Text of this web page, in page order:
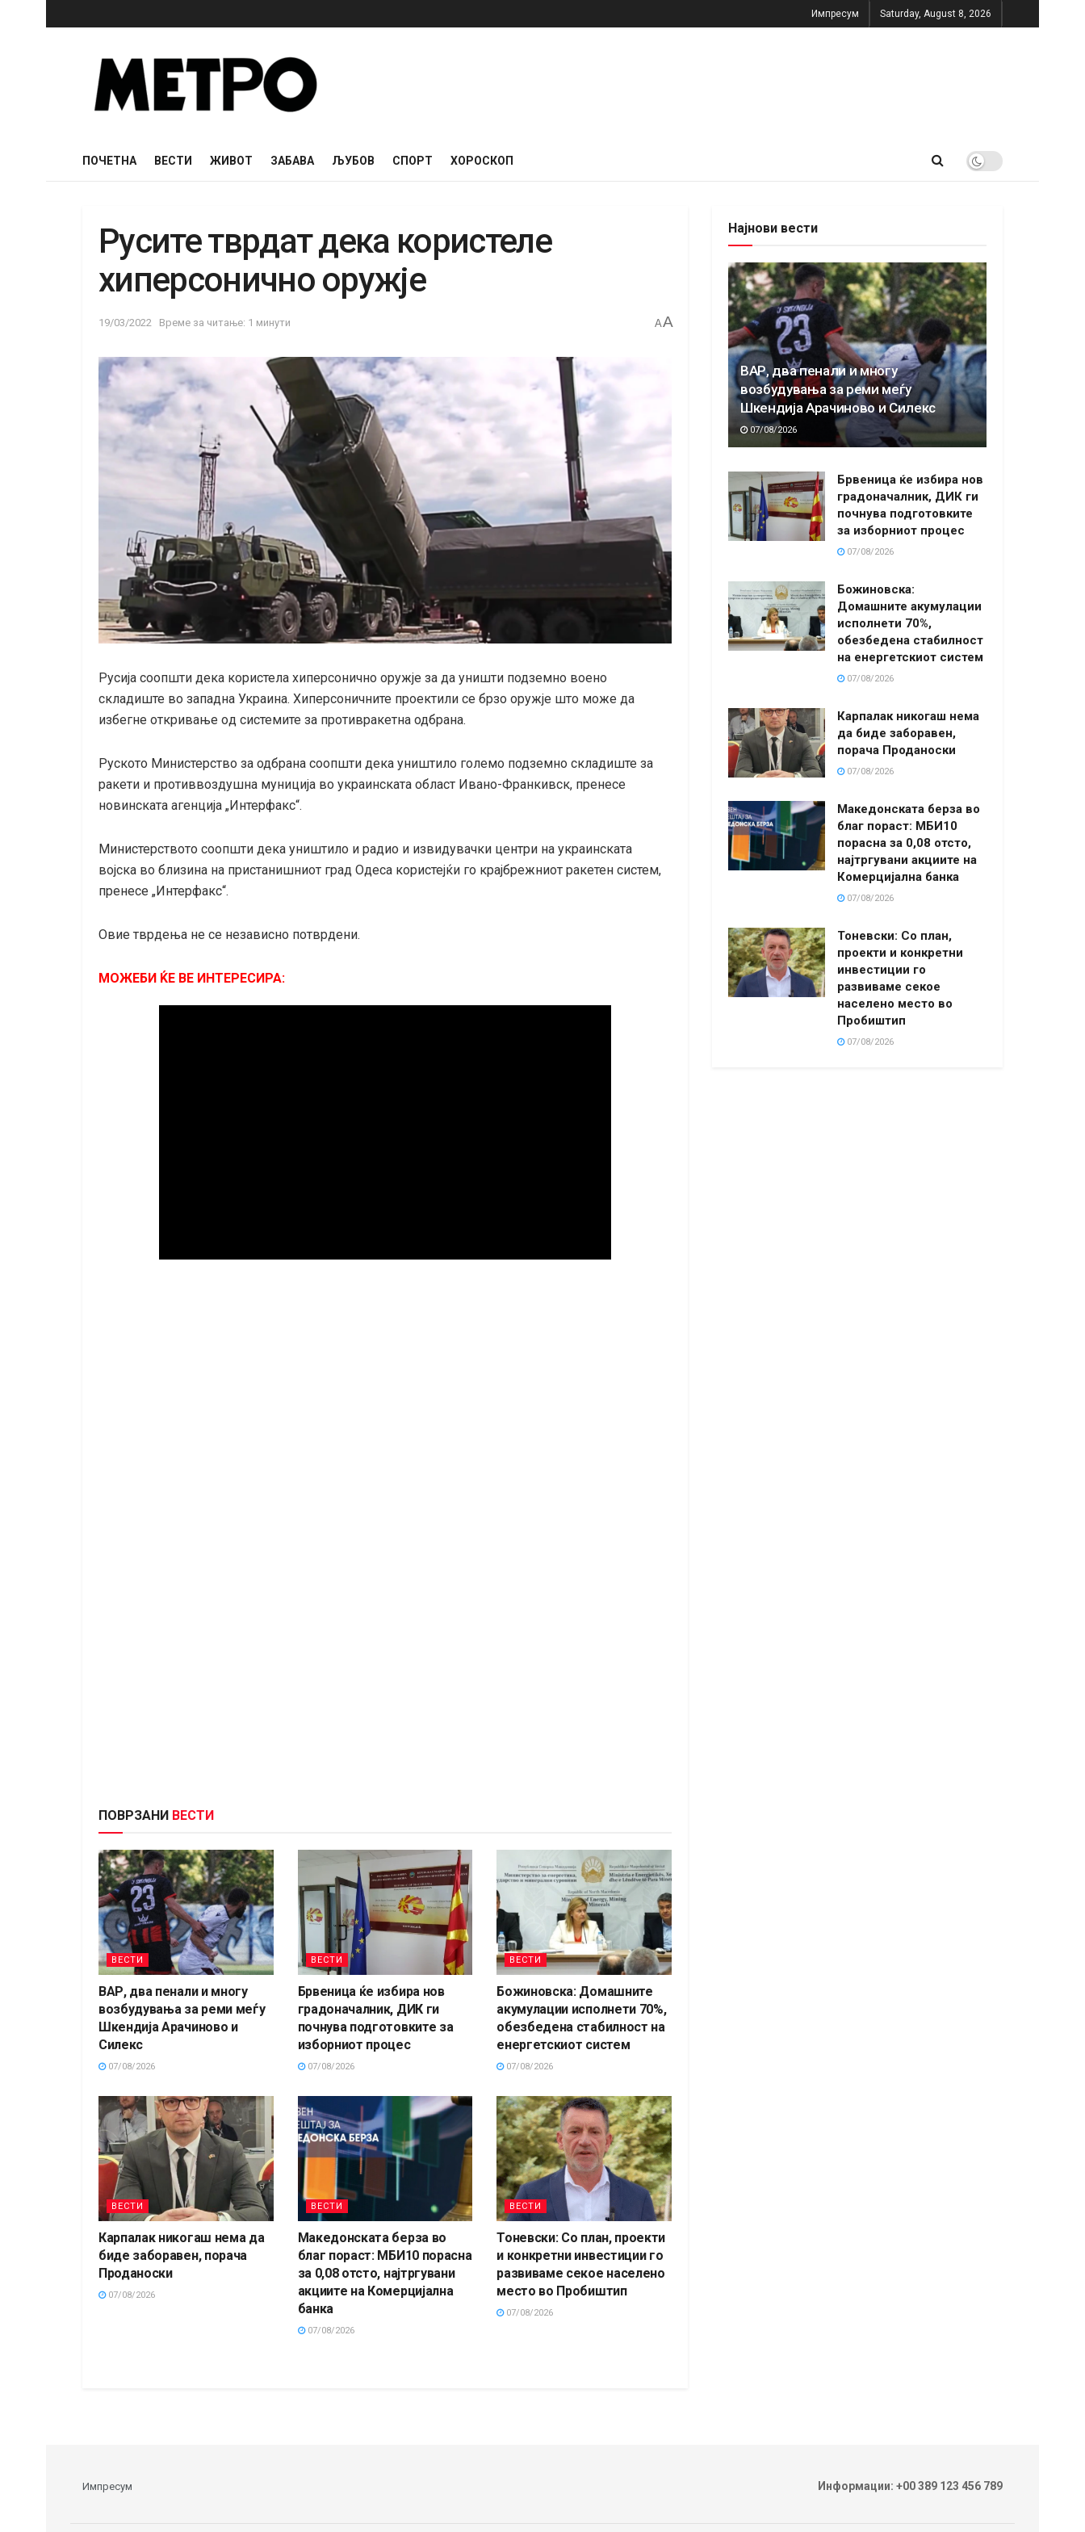
Импресум Saturday, August 8, 2026
ПОЧЕТНА ВЕСТИ ЖИВОТ ЗАБАВА ЉУБОВ СПОРТ ХОРОСКОП
Русите тврдат дека користеле
хиперсонично оружје
19/03/2022 Време за читање: 1 минути AA
Русија соопшти дека користела хиперсонично оружје за да уништи подземно воено
складиште во западна Украина. Хиперсоничните проектили се брзо оружје што може да
избегне откривање oд системите за противракетна одбрана.
Руското Министерство за одбрана соопшти дека уништило големо подземно складиште за
ракети и противвоздушна муниција во украинската област Ивано-Франкивск, пренесе
новинската агенција „Интерфакс“.
Министерството соопшти дека уништило и радио и извидувачки центри на украинската
војска во близина на пристанишниот град Одеса користејќи го крајбрежниот ракетен систем,
пренесе „Интерфакс“.
Овие тврдења не се независно потврдени.
МОЖЕБИ ЌЕ ВЕ ИНТЕРЕСИРА:
ПОВРЗАНИ ВЕСТИ
ВЕСТИ
ВАР, два пенали и многу
возбудувања за реми меѓу
Шкендија Арачиново и
Силекс
07/08/2026
ВЕСТИ
Брвеница ќе избира нов
градоначалник, ДИК ги
почнува подготовките за
изборниот процес
07/08/2026
ВЕСТИ
Божиновска: Домашните
акумулации исполнети 70%,
обезбедена стабилност на
енергетскиот систем
07/08/2026
ВЕСТИ
Карпалак никогаш нема да
биде заборавен, порача
Проданоски
07/08/2026
ВЕСТИ
Македонската берза во
благ пораст: МБИ10 порасна
за 0,08 отсто, најтргувани
акциите на Комерцијална
банка
07/08/2026
ВЕСТИ
Тоневски: Со план, проекти
и конкретни инвестиции го
развиваме секое населено
место во Пробиштип
07/08/2026
Најнови вести
ВАР, два пенали и многу
возбудувања за реми меѓу
Шкендија Арачиново и Силекс
07/08/2026
Брвеница ќе избира нов
градоначалник, ДИК ги
почнува подготовките
за изборниот процес
07/08/2026
Божиновска:
Домашните акумулации
исполнети 70%,
обезбедена стабилност
на енергетскиот систем
07/08/2026
Карпалак никогаш нема
да биде заборавен,
порача Проданоски
07/08/2026
Македонската берза во
благ пораст: МБИ10
порасна за 0,08 отсто,
најтргувани акциите на
Комерцијална банка
07/08/2026
Тоневски: Со план,
проекти и конкретни
инвестиции го
развиваме секое
населено место во
Пробиштип
07/08/2026
Импресум Информации: +00 389 123 456 789